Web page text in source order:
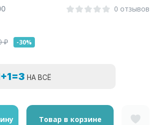
0 отзывов
₽ -30%
НА ВСЁ
Товар в корзине